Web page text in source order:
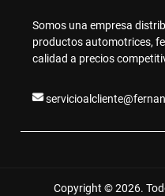
Somos una empresa
productos automotrices,
calidad a precios
Copyright © 2026.